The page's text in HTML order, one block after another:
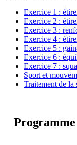
Exercice 1 :
Exercice 2 :
Exercice 3 :
Exercice 4 :
Exercice 5 :
Exercice 6 :
Exercice 7 :
Sport et
Traitement de la
Programme